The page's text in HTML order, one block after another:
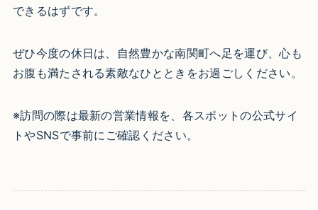
できるはずです。
ぜひ今度の休日は、自然豊かな南関町へ足を運び、心も
お腹も満たされる素敵なひとときをお過ごしください。
※訪問の際は最新の営業情報を、各スポットの公式サイ
トやSNSで事前にご確認ください。